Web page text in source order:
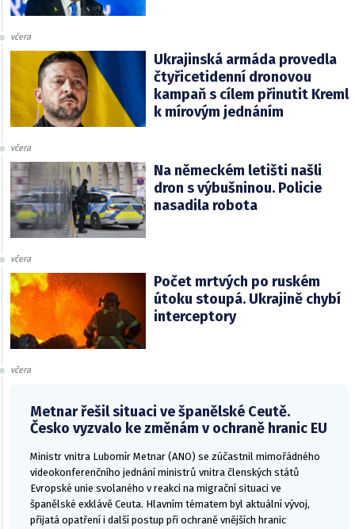
včera
Ukrajinská armáda provedla
čtyřicetidenní dronovou
kampaň s cílem přinutit Kreml
k mírovým jednáním
včera
Na německém letišti našli
dron s výbušninou. Policie
nasadila robota
včera
Počet mrtvých po ruském
útoku stoupá. Ukrajině chybí
interceptory
včera
Metnar řešil situaci ve španělské Ceutě.
Česko vyzvalo ke změnám v ochraně hranic EU
Ministr vnitra Lubomír Metnar (ANO) se zúčastnil mimořádného
videokonferenčního jednání ministrů vnitra členských států
Evropské unie svolaného v reakci na migrační situaci ve
španělské exklávě Ceuta. Hlavním tématem byl aktuální vývoj,
přijatá opatření i další postup při ochraně vnějších hranic